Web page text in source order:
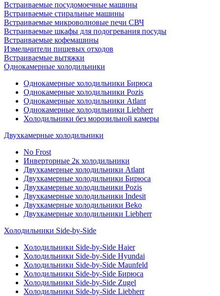
Встраиваемые посудомоечные машины
Встраиваемые стиральные машины
Встраиваемые микроволновые печи СВЧ
Встраиваемые шкафы для подогревания посуды
Встраиваемые кофемашины
Измельчители пищевых отходов
Встраиваемые вытяжки
Однокамерные холодильники
Однокамерные холодильники Бирюса
Однокамерные холодильники Pozis
Однокамерные холодильники Atlant
Однокамерные холодильники Liebherr
Холодильники без морозильной камеры
Двухкамерные холодильники
No Frost
Инверторные 2к холодильники
Двухкамерные холодильники Atlant
Двухкамерные холодильники Бирюса
Двухкамерные холодильники Pozis
Двухкамерные холодильники Indesit
Двухкамерные холодильники Beko
Двухкамерные холодильники Liebherr
Холодильники Side-by-Side
Холодильники Side-by-Side Haier
Холодильники Side-by-Side Hyundai
Холодильники Side-by-Side Maunfeld
Холодильники Side-by-Side Бирюса
Холодильники Side-by-Side Zugel
Холодильники Side-by-Side Liebherr